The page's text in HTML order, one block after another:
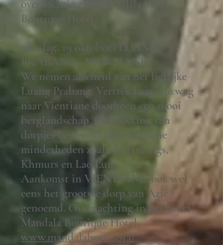
overnachting in het Villla Santi
Boutique Hotel.
5de dag, 19 oktober : LUANG
PRABANG - VIENTIANE
We nemen afscheid van het lieflijke
Luang Prabang. Vertrek langs de weg
naar Vientiane doorheen een mooi
berglandschap. Ontdekking van
dorpjes bewoond door etnische
minderheden zoals de Hmongs,
Khmurs en Lao Lum.
Aankomst in VIENTIANE, ook wel
eens het grootste dorp van Azië
genoemd. Overnachting in het hotel
Mandala Boutique Hotel.
www.mandalahotel.asia/